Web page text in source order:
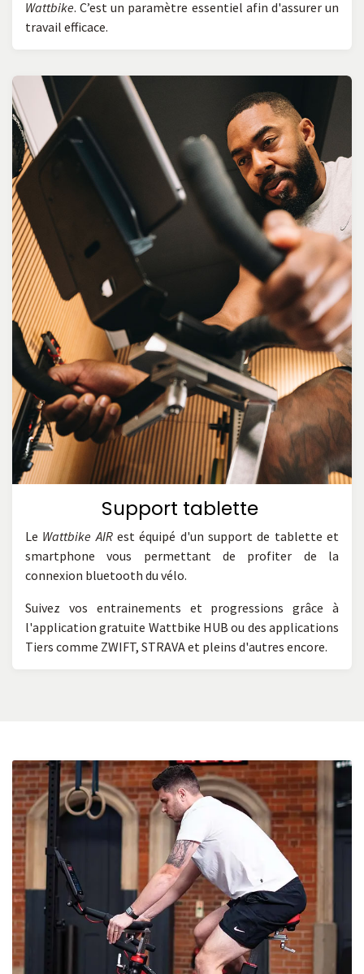
Wattbike. C’est un paramètre essentiel afin d'assurer un
travail efficace.
Support tablette
Le Wattbike AIRest équipé d'un support de tablette et
smartphone vous permettant de profiter de la
connexion bluetooth du vélo.
Suivez vos entrainements et progressions grâce à
l'application gratuite Wattbike HUB ou des applications
Tiers comme ZWIFT, STRAVA et pleins d'autres encore.